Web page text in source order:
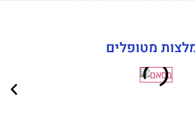
מטופלים